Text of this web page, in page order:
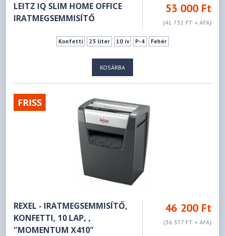
LEITZ IQ SLIM HOME OFFICE
IRATMEGSEMMISÍTŐ
53 000 Ft
(41 732 FT + ÁFA)
Konfetti 23 liter 10 ív P-4 Fehér
KOSÁRBA
FRISS
REXEL - IRATMEGSEMMISÍTŐ,
KONFETTI, 10 LAP, ,
"MOMENTUM X410"
46 200 Ft
(36 377 FT + ÁFA)